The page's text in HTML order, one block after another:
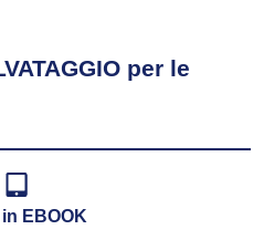
per le
EBOOK